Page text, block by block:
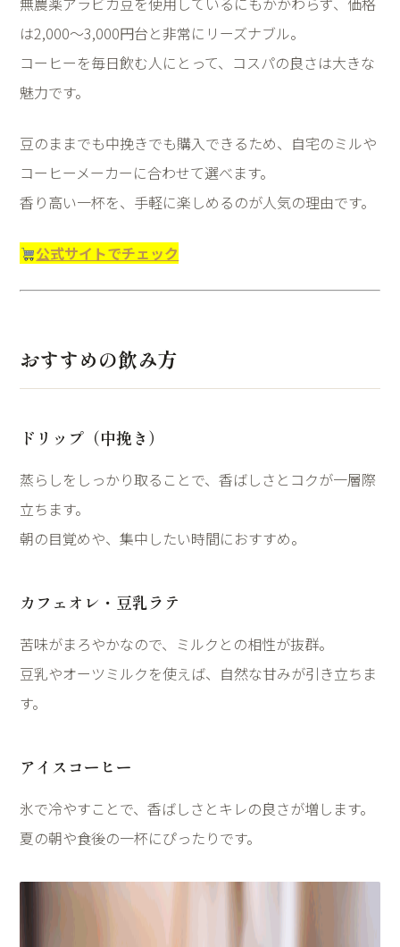
は2,000〜3,000円台と非常にリーズナブル。
コーヒーを毎日飲む人にとって、コスパの良さは大きな
魅力です。
豆のままでも中挽きでも購入できるため、自宅のミルや
コーヒーメーカーに合わせて選べます。
香り高い一杯を、手軽に楽しめるのが人気の理由です。
公式サイトでチェック
おすすめの飲み方
ドリップ（中挽き）
蒸らしをしっかり取ることで、香ばしさとコクが一層際
立ちます。
朝の目覚めや、集中したい時間におすすめ。
カフェオレ・豆乳ラテ
苦味がまろやかなので、ミルクとの相性が抜群。
豆乳やオーツミルクを使えば、自然な甘みが引き立ちま
す。
アイスコーヒー
氷で冷やすことで、香ばしさとキレの良さが増します。
夏の朝や食後の一杯にぴったりです。